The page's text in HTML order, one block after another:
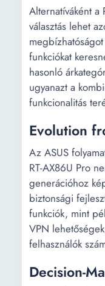
Alternatíváként a
választás lehet
funkciókat
hasonló
ugyanazt a
funkcionalitás
Evolution
Az ASUS
RT-AX86U Pro
generációhoz
biztonsági
funkciók, mint
VPN
felhasználók
Decision-